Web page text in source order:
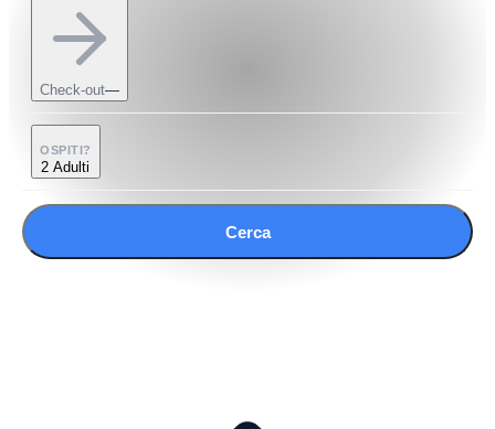
Check-out—
OSPITI?
2 Adulti
Cerca